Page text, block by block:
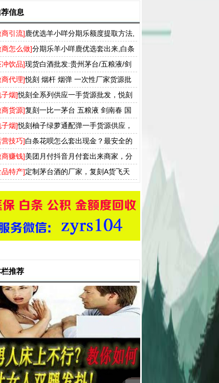
信息
商引流]鹿优选羊小咩分期乐额度提取方法,
咩便荔卡包快速回收商家
商怎么做]分期乐羊小咩鹿优选套出来,白条
月付 花呗额度一手提现
冲饮品]现货白酒批发:贵州茅台/五粮液/剑
/国窖1573等一手厂家货源
商代理]悦刻 烟杆 烟弹 一次性厂家货源批
多种口味RELX电子烟一件代发
子烟]悦刻全系列供应一手货源批发，悦刻
弹送烟杆厂家拿货渠道
商货源]复刻一比一茅台 五粮液 剑南春 国
厂家直营供货，支持货到付款
子烟]悦刻柚子绿萝通配弹一手货源供应，
飞雾奶茶杯实体店批发渠道
营技巧]白条花呗怎么套出现金？最安全的
还支持分付 羊小咩 分期乐
商赚钱]美团月付抖音月付套出来商家，分
条得物羊小咩提现流程分享
品特产]定制茅台酒的厂家，复刻A货飞天
推荐